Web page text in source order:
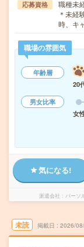
応募資格
職種未
＊未経
時、キ
職場の雰囲気
年齢層
20
男女比率
女
気になる!
派遣会社 パーソ
未読 掲載日 2026/